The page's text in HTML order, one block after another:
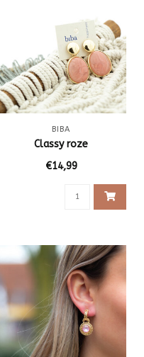
BIBA
Classy roze
€14,99